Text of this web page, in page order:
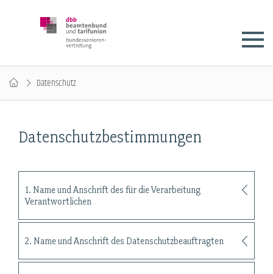
Datenschutz
Datenschutzbestimmungen
1. Name und Anschrift des für die Verarbeitung
Verantwortlichen
2. Name und Anschrift des Datenschutzbeauftragten